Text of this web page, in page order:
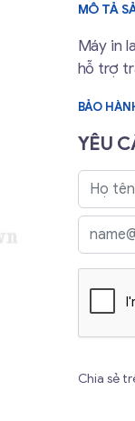
MÔ TẢ
Máy in
hỗ trợ
BẢO
YÊU
Chia sẻ